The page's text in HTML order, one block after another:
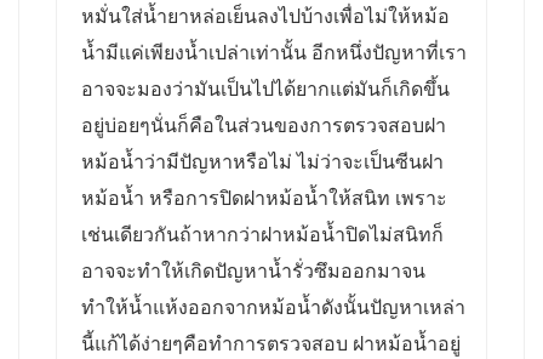
หมั่นใส่น้ำยาหล่อเย็นลงไปบ้างเพื่อไม่ให้หม้อ
น้ำมีแค่เพียงน้ำเปล่าเท่านั้น อีกหนึ่งปัญหาที่เรา
อาจจะมองว่ามันเป็นไปได้ยากแต่มันก็เกิดขึ้น
อยู่บ่อยๆนั่นก็คือในส่วนของการตรวจสอบฝา
หม้อน้ำว่ามีปัญหาหรือไม่ ไม่ว่าจะเป็นซีนฝา
หม้อน้ำ หรือการปิดฝาหม้อน้ำให้สนิท เพราะ
เช่นเดียวกันถ้าหากว่าฝาหม้อน้ำปิดไม่สนิทก็
อาจจะทำให้เกิดปัญหาน้ำรั่วซึมออกมาจน
ทำให้น้ำแห้งออกจากหม้อน้ำดังนั้นปัญหาเหล่า
นี้แก้ได้ง่ายๆคือทำการตรวจสอบ ฝาหม้อน้ำอยู่